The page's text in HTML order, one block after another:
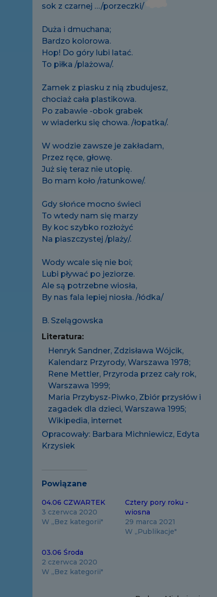
sok z czarnej …/porzeczki/
Duża i dmuchana;
Bardzo kolorowa.
Hop! Do góry lubi latać.
To piłka /plażowa/.
Zamek z piasku z nią zbudujesz,
chociaż cała plastikowa.
Po zabawie -obok grabek
w wiaderku się chowa. /łopatka/.
W wodzie zawsze je zakładam,
Przez ręce, głowę.
Już się teraz nie utopię.
Bo mam koło /ratunkowe/.
Gdy słońce mocno świeci
To wtedy nam się marzy
By koc szybko rozłożyć
Na piaszczystej /plaży/.
Wody wcale się nie boi;
Lubi pływać po jeziorze.
Ale są potrzebne wiosła,
By nas fala lepiej niosła. /łódka/
B. Szelągowska
Literatura:
Henryk Sandner, Zdzisława Wójcik,
Kalendarz Przyrody, Warszawa 1978;
Rene Mettler, Przyroda przez cały rok,
Warszawa 1999;
Maria Przybysz-Piwko, Zbiór przysłów i
zagadek dla dzieci, Warszawa 1995;
Wikipedia, internet
Opracowały: Barbara Michniewicz, Edyta
Krzysiek
Powiązane
04.06 CZWARTEK
3 czerwca 2020
W „Bez kategorii"
Cztery pory roku -
wiosna
29 marca 2021
W „Publikacje"
03.06 Środa
2 czerwca 2020
W „Bez kategorii"